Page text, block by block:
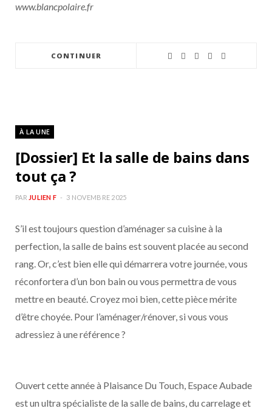
www.blancpolaire.fr
CONTINUER
À LA UNE
[Dossier] Et la salle de bains dans
tout ça ?
PAR JULIEN F 3 NOVEMBRE 2025
S’il est toujours question d’aménager sa cuisine à la
perfection, la salle de bains est souvent placée au second
rang. Or, c’est bien elle qui démarrera votre journée, vous
réconfortera d’un bon bain ou vous permettra de vous
mettre en beauté. Croyez moi bien, cette pièce mérite
d’être choyée. Pour l’aménager/rénover, si vous vous
adressiez à une référence ?
Ouvert cette année à Plaisance Du Touch, Espace Aubade
est un ultra spécialiste de la salle de bains, du carrelage et